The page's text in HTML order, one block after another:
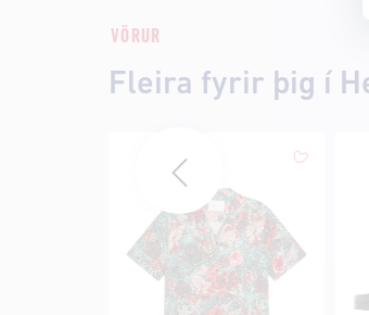
VÖRUR
Fleira fyrir þig í